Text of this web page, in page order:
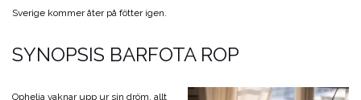
Sverige kommer åter på fötter igen.
SYNOPSIS BARFOTA ROP
Ophelia vaknar upp ur sin dröm, allt